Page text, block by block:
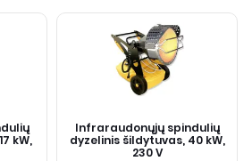
kW,
Infraraudonųjų spindulių
dyzelinis šildytuvas, 40 kW,
230 V